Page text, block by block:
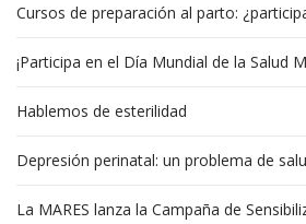
Cursos de preparación al parto:
¡Participa en el Día Mundial de la Salud
Hablemos de esterilidad
Depresión perinatal: un problema de
La MARES lanza la Campaña de